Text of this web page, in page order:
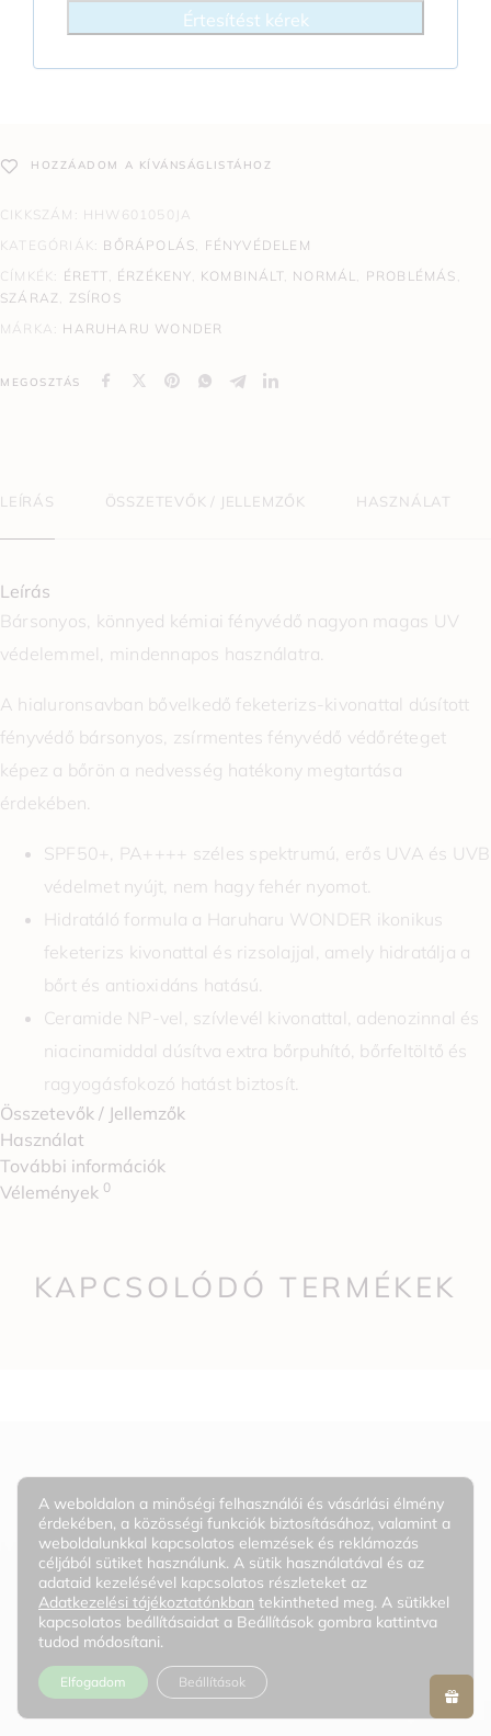
Értesítést kérek
HOZZÁADOM A KÍVÁNSÁGLISTÁHOZ
CIKKSZÁM: HHW601050JA
KATEGÓRIÁK: BŐRÁPOLÁS, FÉNYVÉDELEM
CÍMKÉK: ÉRETT, ÉRZÉKENY, KOMBINÁLT, NORMÁL, PROBLÉMÁS ,
SZÁRAZ , ZSÍROS
MÁRKA: HARUHARU WONDER
MEGOSZTÁS
LEÍRÁS ÖSSZETEVŐK / JELLEMZŐK HASZNÁLAT
Leírás
Bársonyos, könnyed kémiai fényvédő nagyon magas UV
védelemmel, mindennapos használatra.
A hialuronsavban bővelkedő feketerizs-kivonattal dúsított
fényvédő bársonyos, zsírmentes fényvédő védőréteget
képez a bőrön a nedvesség hatékony megtartása
érdekében.
SPF50+, PA++++ széles spektrumú, erős UVA és UVB
védelmet nyújt, nem hagy fehér nyomot.
Hidratáló formula a Haruharu WONDER ikonikus
feketerizs kivonattal és rizsolajjal, amely hidratálja a
bőrt és antioxidáns hatású.
Ceramide NP-vel, szívlevél kivonattal, adenozinnal és
niacinamiddal dúsítva extra bőrpuhító, bőrfeltöltő és
ragyogásfokozó hatást biztosít.
Összetevők / Jellemzők
Használat
További információk
Vélemények 0
KAPCSOLÓDÓ TERMÉKEK
A weboldalon a minőségi felhasználói és vásárlási élmény
érdekében, a közösségi funkciók biztosításához, valamint a
weboldalunkkal kapcsolatos elemzések és reklámozás
céljából sütiket használunk. A sütik használatával és az
adataid kezelésével kapcsolatos részleteket az
Adatkezelési tájékoztatónkban tekintheted meg. A sütikkel
kapcsolatos beállításaidat a Beállítások gombra kattintva
tudod módosítani.
Elfogadom Beállítások